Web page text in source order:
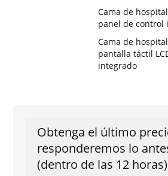
Cama de
panel de control
Cama de
pantalla táctil
integrado
Obtenga el último
responderemos lo
(dentro de las 12 horas)